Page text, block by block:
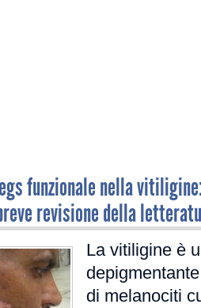
funzionale nella
revisione della
La vitiligine è
di melanociti